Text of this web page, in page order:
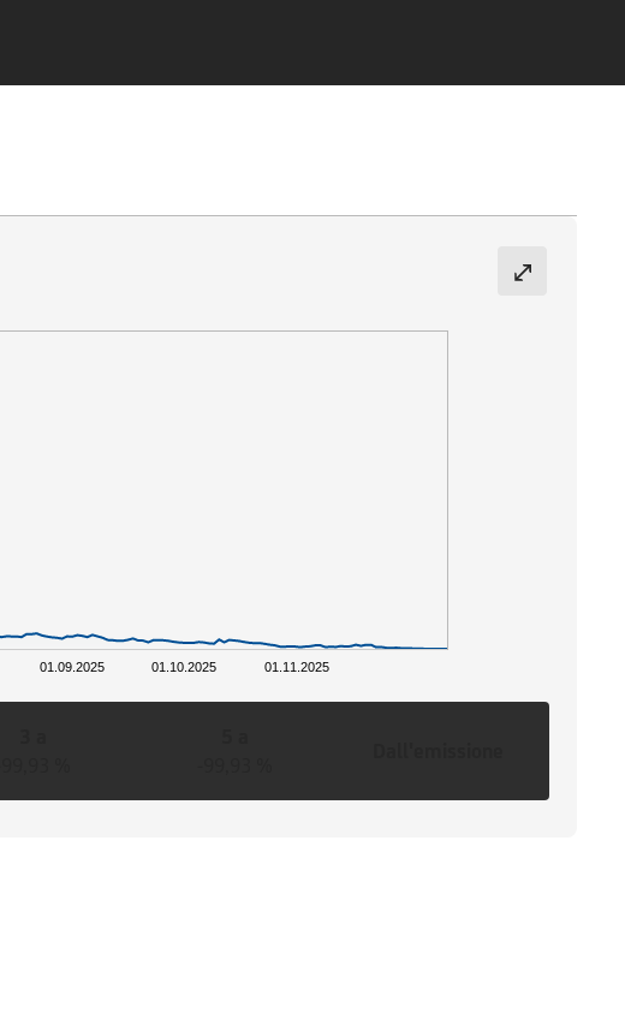
01.09.2025 01.10.2025 01.11.2025